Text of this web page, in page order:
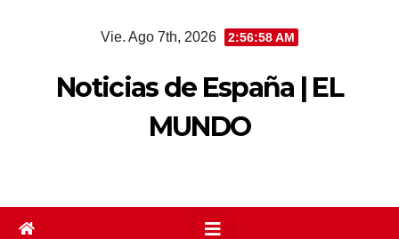
Vie. Ago 7th, 2026 2:56:59 AM
Noticias de España | EL
MUNDO